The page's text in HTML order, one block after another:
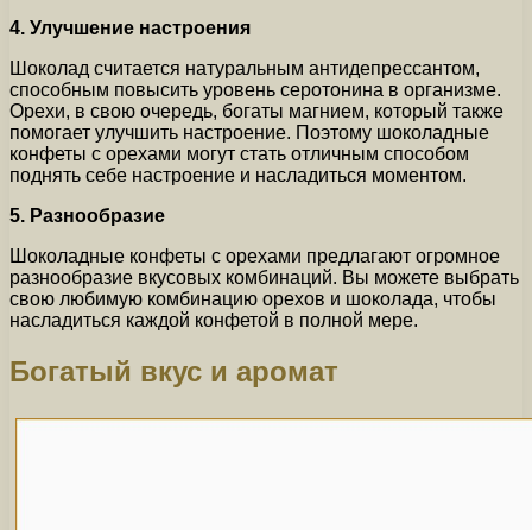
4. Улучшение настроения
Шоколад считается натуральным антидепрессантом,
способным повысить уровень серотонина в организме.
Орехи, в свою очередь, богаты магнием, который также
помогает улучшить настроение. Поэтому шоколадные
конфеты с орехами могут стать отличным способом
поднять себе настроение и насладиться моментом.
5. Разнообразие
Шоколадные конфеты с орехами предлагают огромное
разнообразие вкусовых комбинаций. Вы можете выбрать
свою любимую комбинацию орехов и шоколада, чтобы
насладиться каждой конфетой в полной мере.
Богатый вкус и аромат